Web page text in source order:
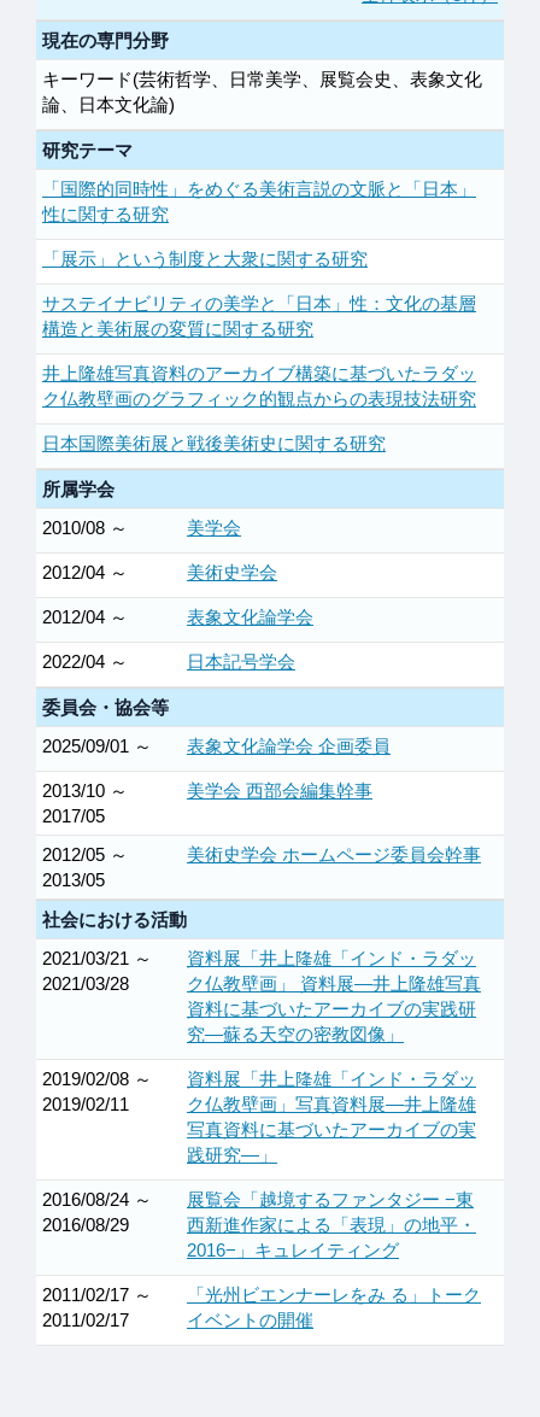
現在の専門分野
キーワード(芸術哲学、日常美学、展覧会史、表象文化
論、日本文化論)
研究テーマ
「国際的同時性」をめぐる美術言説の文脈と「日本」
性に関する研究
「展示」という制度と大衆に関する研究
サステイナビリティの美学と「日本」性：文化の基層
構造と美術展の変質に関する研究
井上隆雄写真資料のアーカイブ構築に基づいたラダッ
ク仏教壁画のグラフィック的観点からの表現技法研究
日本国際美術展と戦後美術史に関する研究
所属学会
2010/08 ～
美学会
2012/04 ～ 美術史学会
2012/04 ～ 表象文化論学会
2022/04 ～ 日本記号学会
委員会・協会等
2025/09/01 ～
表象文化論学会 企画委員
2013/10 ～
2017/05
美学会 西部会編集幹事
2012/05 ～
2013/05
美術史学会 ホームページ委員会幹事
社会における活動
2021/03/21 ～
2021/03/28
資料展「井上隆雄「インド・ラダッ
ク仏教壁画」 資料展—井上隆雄写真
資料に基づいたアーカイブの実践研
究—蘇る天空の密教図像」
2019/02/08 ～
2019/02/11
資料展「井上隆雄「インド・ラダッ
ク仏教壁画」写真資料展—井上隆雄
写真資料に基づいたアーカイブの実
践研究—」
2016/08/24 ～
2016/08/29
展覧会「越境するファンタジー −東
西新進作家による「表現」の地平・
2016−」キュレイティング
2011/02/17 ～
2011/02/17
「光州ビエンナーレをみ る」トーク
イベントの開催